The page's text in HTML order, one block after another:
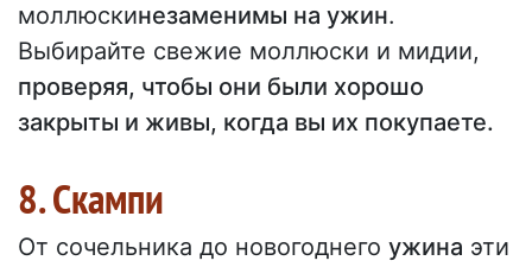
моллюскинезаменимы на ужин.
Выбирайте свежие моллюски и мидии,
проверяя, чтобы они были хорошо
закрыты и живы, когда вы их покупаете.
8. Скампи
От сочельника до новогоднего ужина эти